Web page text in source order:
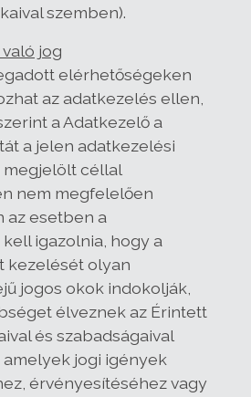
szemben).
jog
elérhetőségeken
az adatkezelés ellen,
a Adatkezelő a
a jelen adatkezelési
céllal
nem megfelelően
az esetben a
igazolnia, hogy a
kezelését olyan
jogos okok indokolják,
élveznek az Érintett
és szabadságaival
jogi igények
érvényesítéséhez vagy